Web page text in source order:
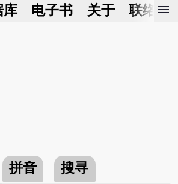
库 电子书 关于 联络我
menu
拼音 搜寻